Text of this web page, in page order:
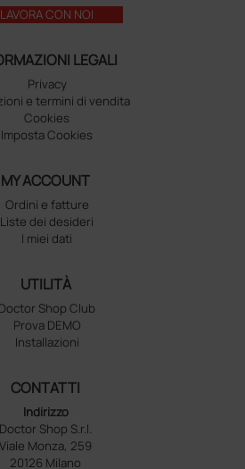
LAVORA CON NOI
LEGALI
Privacy
e termini di vendita
Cookies
Imposta Cookies
MY ACCOUNT
Ordini e fatture
Liste dei desideri
I miei dati
UTILITÀ
Doctor Shop Club
Prova DEMO
Installazioni
CONTATTI
Indirizzo
Doctor Shop S.r.l.
Viale Monza, 259
20126 Milano